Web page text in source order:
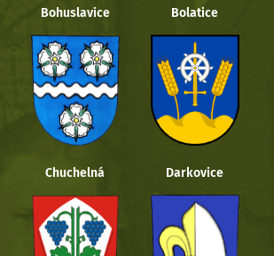
Bohuslavice Bolatice
Chuchelná Darkovice